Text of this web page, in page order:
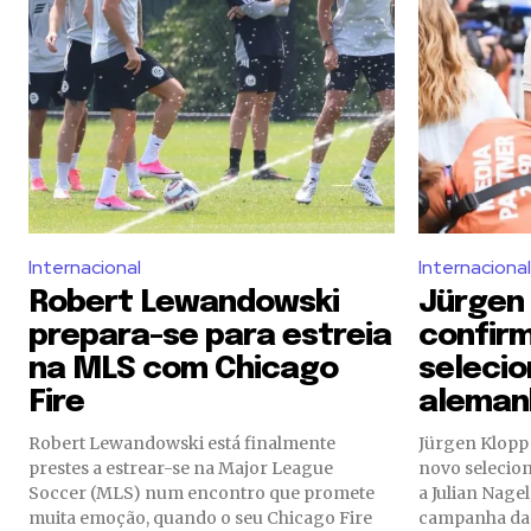
Internacional
Robert Lewandowski
prepara-se para estreia
na MLS com Chicago
Fire
Robert Lewandowski está finalmente
prestes a estrear-se na Major League
Soccer (MLS) num encontro que promete
muita emoção, quando o seu Chicago Fire
Internacional
Jürgen
Jürgen
novo
a Julian
campanha